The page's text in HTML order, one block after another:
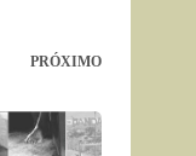
PRÓXIMO